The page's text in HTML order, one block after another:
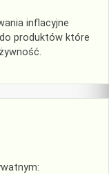
inflacyjne
produktów które